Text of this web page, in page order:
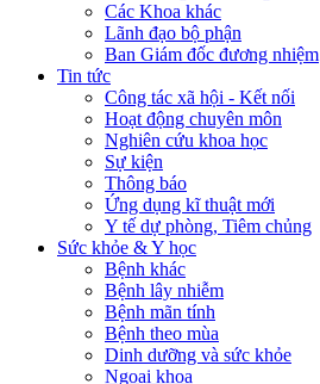
Các Khoa khác
Lãnh đạo bộ phận
Ban Giám đốc đương nhiệm
Tin tức
Công tác xã hội - Kết nối
Hoạt động chuyên môn
Nghiên cứu khoa học
Sự kiện
Thông báo
Ứng dụng kĩ thuật mới
Y tế dự phòng, Tiêm chủng
Sức khỏe & Y học
Bệnh khác
Bệnh lây nhiễm
Bệnh mãn tính
Bệnh theo mùa
Dinh dưỡng và sức khỏe
Ngoại khoa